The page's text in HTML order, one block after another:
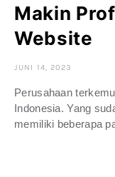
Makin
Website
JUNI 14, 2023
Perusahaan
Indonesia. Yang
memiliki beberapa